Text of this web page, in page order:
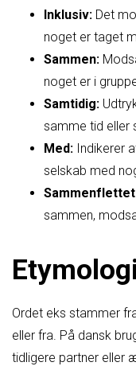
Inklusiv: Det
noget er taget
Sammen:
noget er i
Samtidig:
samme tid eller
Med: Indikerer
selskab med
sammen,
Etymologi
Ordet eks stammer
eller fra. På dansk
tidligere partner eller